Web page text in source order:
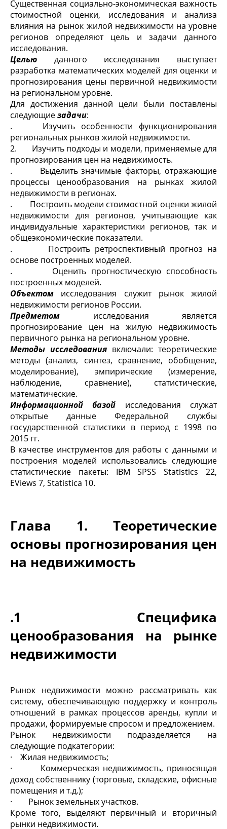
Существенная социально-экономическая важность
стоимостной оценки, исследования и анализа
влияния на рынок жилой недвижимости на уровне
регионов определяют цель и задачи данного
исследования.
Целью данного исследования выступает
разработка математических моделей для оценки и
прогнозирования цены первичной недвижимости
на региональном уровне.
Для достижения данной цели были поставлены
следующиезадачи:
. Изучить особенности функционирования
региональных рынков жилой недвижимости.
2. Изучить подходы и модели, применяемые для
прогнозирования цен на недвижимость.
. Выделить значимые факторы, отражающие
процессы ценообразования на рынках жилой
недвижимости в регионах.
. Построить модели стоимостной оценки жилой
недвижимости для регионов, учитывающие как
индивидуальные характеристики регионов, так и
общеэкономические показатели.
. Построить ретроспективный прогноз на
основе построенных моделей.
. Оценить прогностическую способность
построенных моделей.
Объектом исследования служит рынок жилой
недвижимости регионов России.
Предметом исследования является
прогнозирование цен на жилую недвижимость
первичного рынка на региональном уровне.
Методы исследования включали: теоретические
методы (анализ, синтез, сравнение, обобщение,
моделирование), эмпирические (измерение,
наблюдение, сравнение), статистические,
математические.
Информационной базой исследования служат
открытые данные Федеральной службы
государственной статистики в период с 1998 по
2015 гг.
В качестве инструментов для работы с данными и
построения моделей использовались следующие
статистические пакеты: IBM SPSS Statistics 22,
EViews 7, Statistica 10.
Глава 1. Теоретические
основы прогнозирования цен
на недвижимость
.1 Специфика
ценообразования на рынке
недвижимости
Рынок недвижимости можно рассматривать как
систему, обеспечивающую поддержку и контроль
отношений в рамках процессов аренды, купли и
продажи, формируемые спросом и предложением.
Рынок недвижимости подразделяется на
следующие подкатегории:
· Жилая недвижимость;
· Коммерческая недвижимость, приносящая
доход собственнику (торговые, складские, офисные
помещения и т.д.);
· Рынок земельных участков.
Кроме того, выделяют первичный и вторичный
рынки недвижимости.